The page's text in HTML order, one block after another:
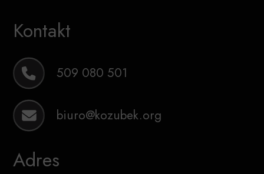
Kontakt
509 080 501
biuro@kozubek.org
Adres